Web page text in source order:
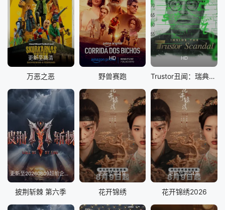
更新至高清
万恶之恶
HD
野兽赛跑
HD
Trustor丑闻：瑞典金融案内幕
更新至20260809超前企划第2期
披荆斩棘 第六季
更新至第4集
花开锦绣
更新至第04集
花开锦绣2026